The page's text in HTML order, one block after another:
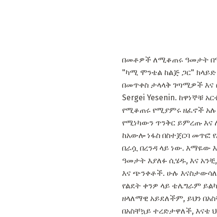
በመቶዎች ለሚቆጠሩ ዓመታት
"ካሚ ሞንቴል ከልጅ ጋር"
በመጥቀስ ታላላቅ ገጣሚዎች እና
Sergei Yesenin. ከዋነኞቹ
የሚቆጠሩ የሚያምሩ ዘፈኖች አሉ
የሚነካውን ጥንቅር ይምረጡ እና
ከአውሎ ነፋስ በስተጀርባ መጥፎ
በራሷ በረንዳ ላይ ነው. እማዬው
ዓመታት እያለፉ ሲሄዱ, እና
እና ጭንቀቶች. ሁሉ
የልደት ቀንዎ ላይ ቴሌግራም
ዘላለማዊ አይደለችም, ይህን
በአስቸኳይ ተረድታዋለች, እናቴ